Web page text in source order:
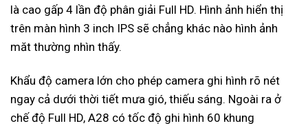
là cao gấp 4 lần độ phân giải Full HD. Hình ảnh hiển thị
trên màn hình 3 inch IPS sẽ chẳng khác nào hình ảnh
măt thường nhìn thấy.
Khẩu độ camera lớn cho phép camera ghi hình rõ nét
ngay cả dưới thời tiết mưa gió, thiếu sáng. Ngoài ra ở
chế độ Full HD, A28 có tốc độ ghi hình 60 khung